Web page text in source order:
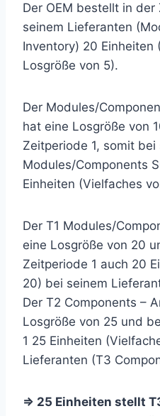
Der OEM bestellt in der
seinem Lieferanten
Inventory) 20 Einheiten
Losgröße von 5).
Der Modules/
hat eine Losgröße von
Zeitperiode 1, somit
Modules/Components
Einheiten (Vielfaches
Der T1 Modules/
eine Losgröße von 20
Zeitperiode 1 auch 20
20) bei seinem
Der T2 Components –
Losgröße von 25 und
1 25 Einheiten
Lieferanten (T3
=> 25 Einheiten stellt